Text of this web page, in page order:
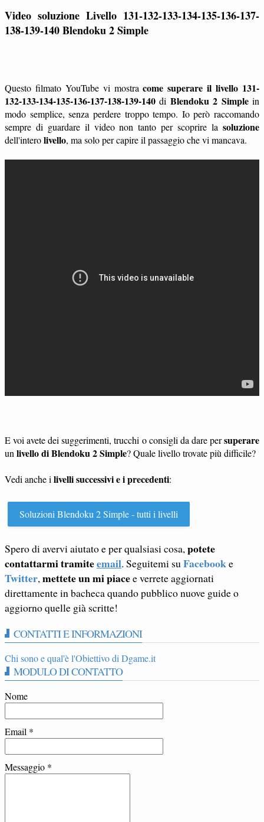
Video soluzione Livello 131-132-133-134-135-136-137-
138-139-140Blendoku 2 Simple
Questo filmato YouTube vi mostracome superare il livello 131-
132-133-134-135-136-137-138-139-140 di Blendoku 2 Simplein
modo semplice, senza perdere troppo tempo. Io però raccomando
sempre di guardare il video non tanto per scoprire la soluzione
dell'interolivello, ma solo per capire il passaggio che vi mancava.
E voi avete dei suggerimenti, trucchi o consigli da dare persuperare
un livello di Blendoku 2 Simple? Quale livello trovate più difficile?
Vedi anche i livelli successivi e i precedenti:
Soluzioni Blendoku 2 Simple - tutti i livelli
Spero di avervi aiutato e per qualsiasi cosa,potete
contattarmi tramiteemail. Seguitemi suFacebooke
Twitter,mettete un mi piacee verrete aggiornati
direttamente in bacheca quando pubblico nuove guide o
aggiorno quelle già scritte!
CONTATTI E INFORMAZIONI
Chi sono e qual'è l'Obiettivo di Dgame.it
MODULO DI CONTATTO
Nome
Email *
Messaggio *